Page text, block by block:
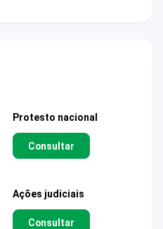
Protesto nacional
Consultar
Ações judiciais
Consultar